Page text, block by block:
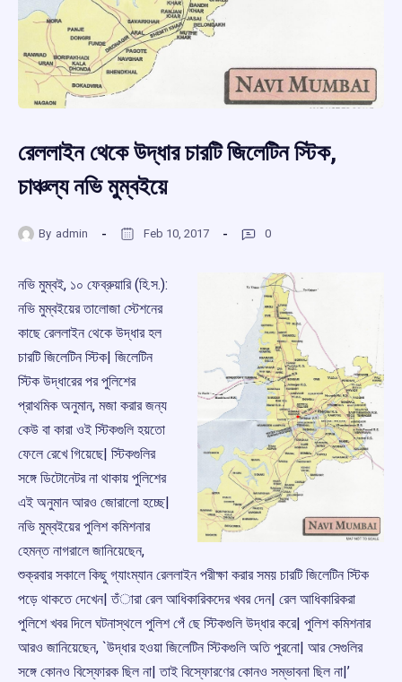
রেললাইন থেকে উদ্ধার চারটি জিলেটিন স্টিক,
চাঞ্চল্য নভি মুম্বইয়ে
By admin Feb 10, 2017 0
নভি মুম্বই, ১০ ফেব্রুয়ারি (হি.স.):
নভি মুম্বইয়ের তালোজা স্টেশনের
কাছে রেললাইন থেকে উদ্ধার হল
চারটি জিলেটিন স্টিক| জিলেটিন
স্টিক উদ্ধারের পর পুলিশের
প্রাথমিক অনুমান, মজা করার জন্য
কেউ বা কারা ওই স্টিকগুলি হয়তো
ফেলে রেখে গিয়েছে| স্টিকগুলির
সঙ্গে ডিটোনেটর না থাকায় পুলিশের
এই অনুমান আরও জোরালো হচ্ছে|
নভি মুম্বইয়ের পুলিশ কমিশনার
হেমন্ত নাগরালে জানিয়েছেন,
শুক্রবার সকালে কিছু গ্যাংম্যান রেললাইন পরীক্ষা করার সময় চারটি জিলেটিন স্টিক
পড়ে থাকতে দেখেন| তঁারা রেল আধিকারিকদের খবর দেন| রেল আধিকারিকরা
পুলিশে খবর দিলে ঘটনাস্থলে পুলিশ পেঁ ছে স্টিকগুলি উদ্ধার করে| পুলিশ কমিশনার
আরও জানিয়েছেন, `উদ্ধার হওয়া জিলেটিন স্টিকগুলি অতি পুরনো| আর সেগুলির
সঙ্গে কোনও বিস্ফোরক ছিল না| তাই বিস্ফোরণের কোনও সম্ভাবনা ছিল না|’